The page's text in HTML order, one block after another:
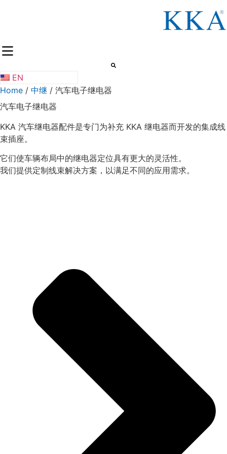
EN
Home / 中继 / 汽车电子继电器
汽车电子继电器
KKA 汽车继电器配件是专门为补充 KKA 继电器而开发的集成线
束插座。
它们使车辆布局中的继电器定位具有更大的灵活性。
我们提供定制线束解决方案，以满足不同的应用需求。